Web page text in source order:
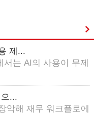
제...
는 AI의 사용이 무제
...
악해 재무 워크플로에